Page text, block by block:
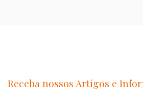
Receba nossos Artigos e